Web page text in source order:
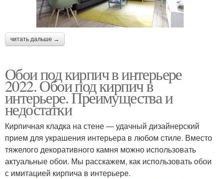
читать дальше →
Обои под кирпич в интерьере
2022. Обои под кирпич в
интерьере. Преимущества и
недостатки
Кирпичная кладка на стене — удачный дизайнерский
прием для украшения интерьера в любом стиле. Вместо
тяжелого декоративного камня можно использовать
актуальные обои. Мы расскажем, как использовать обои
с имитацией кирпича в интерьере.